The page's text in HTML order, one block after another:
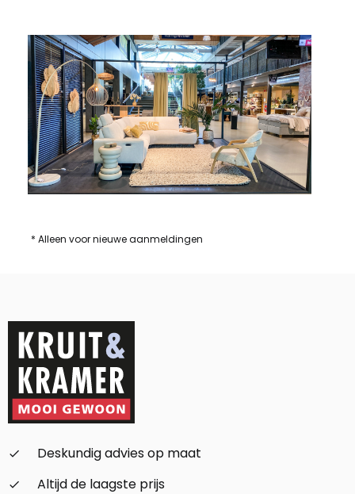
* Alleen voor nieuwe aanmeldingen
check_small
Deskundig advies op maat
check_small
Altijd de laagste prijs